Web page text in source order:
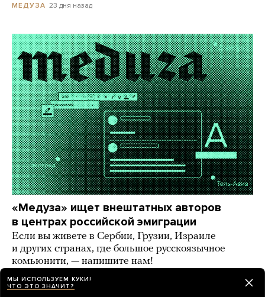
МЕДУЗА 23 дня назад
«Медуза» ищет внештатных авторов
в центрах российской эмиграции
Если вы живете в Сербии, Грузии, Израиле
и других странах, где большое русскоязычное
комьюнити, — напишите нам!
ИСТОРИИ 9 дней назад
МЫ ИСПОЛЬЗУЕМ КУКИ!
ЧТО ЭТО ЗНАЧИТ?